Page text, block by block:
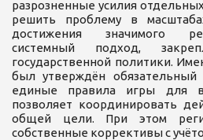
разрозненные усилия
решить проблему в
достижения значимого
системный подход,
государственной политики.
был утверждён
единые правила игры для
позволяет координировать
общей цели. При этом
собственные коррективы с